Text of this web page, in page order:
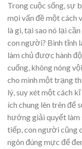
Trong cuộc sống, sự
mọi vấn đề một cách
là gì, tại sao nó lại
con người? Bình tĩnh
làm chủ được hành
cuống, không nóng
cho mình một trạng
lý, suy xét một cách
ích chung lên trên để
hướng giải quyết làm
tiếp, con người cũng
ngôn đúng mực để